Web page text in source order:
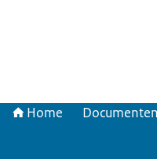
Home Documenten